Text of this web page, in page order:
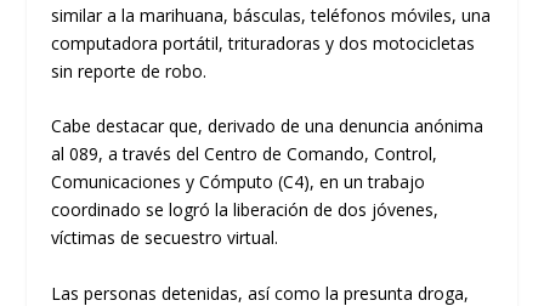
similar a la marihuana, básculas, teléfonos móviles, una
computadora portátil, trituradoras y dos motocicletas
sin reporte de robo.
Cabe destacar que, derivado de una denuncia anónima
al 089, a través del Centro de Comando, Control,
Comunicaciones y Cómputo (C4), en un trabajo
coordinado se logró la liberación de dos jóvenes,
víctimas de secuestro virtual.
Las personas detenidas, así como la presunta droga,